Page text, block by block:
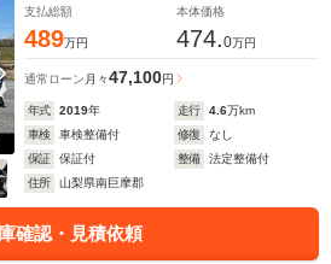
支払総額
489万円
本体価格
474.0万円
通常ローン 月々47,100円
年式 2019年 走行 4.6万km
車検
車検整備付 修復
なし
保証
保証付 整備
法定整備付
住所
山梨県南巨摩郡
確認・見積依頼